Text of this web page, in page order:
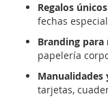
Regalos únicos
fechas
Branding para
papelería
Manualidades
tarjetas,